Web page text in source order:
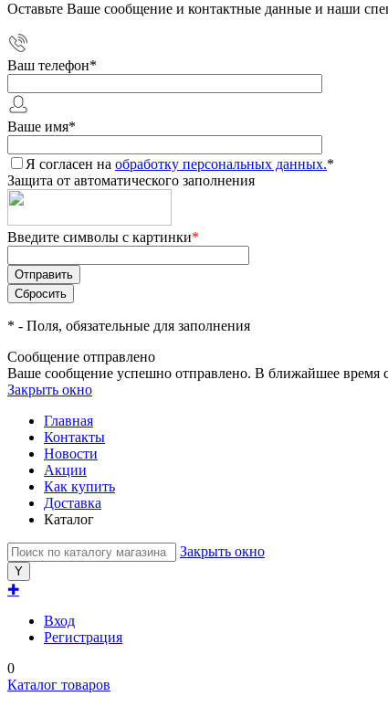
Оставьте Ваше сообщение и контактные данные и наши
Ваш телефон*
Ваше имя*
Я согласен на обработку персональных данных.*
Защита от автоматического заполнения
Введите символы с картинки*
* - Поля, обязательные для заполнения
Сообщение отправлено
Ваше сообщение успешно отправлено. В ближайшее время
Закрыть окно
Главная
Контакты
Новости
Акции
Как купить
Доставка
Каталог
Закрыть окно
✚
Вход
Регистрация
0
Каталог товаров